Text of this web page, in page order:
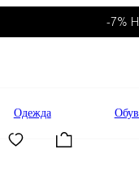
-7%
Одежда